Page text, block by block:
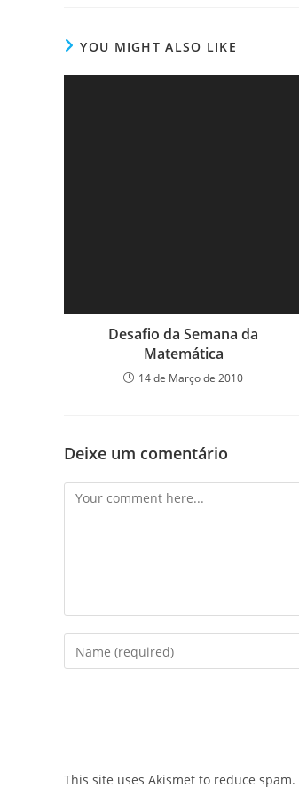
YOU MIGHT ALSO LIKE
Desafio da Semana da
Matemática
14 de Março de 2010
Deixe um comentário
Comment
Enter
your
comment
This site uses Akismet to reduce spam.